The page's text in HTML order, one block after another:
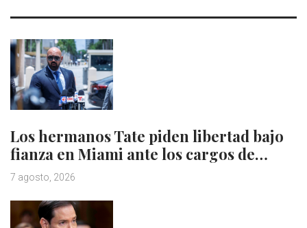
Los hermanos Tate piden libertad bajo
fianza en Miami ante los cargos de…
7 agosto, 2026